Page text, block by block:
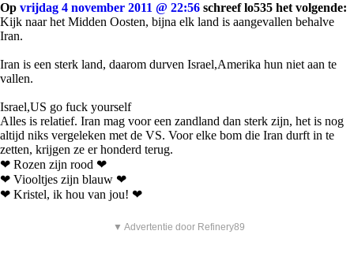
Op vrijdag 4 november 2011 @ 22:56 schreef lo535 het volgende:
Kijk naar het Midden Oosten, bijna elk land is aangevallen behalve
Iran.
Iran is een sterk land, daarom durven Israel,Amerika hun niet aan te
vallen.
Israel,US go fuck yourself
Alles is relatief. Iran mag voor een zandland dan sterk zijn, het is nog
altijd niks vergeleken met de VS. Voor elke bom die Iran durft in te
zetten, krijgen ze er honderd terug.
❤ Rozen zijn rood ❤
❤ Viooltjes zijn blauw ❤
❤ Kristel, ik hou van jou! ❤
▼ Advertentie door Refinery89